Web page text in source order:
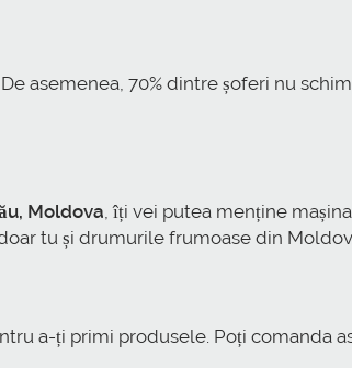
asemenea, 70% dintre șoferi nu
Moldova, îți vei putea menține
tu și drumurile frumoase din
a-ți primi produsele. Poți comanda